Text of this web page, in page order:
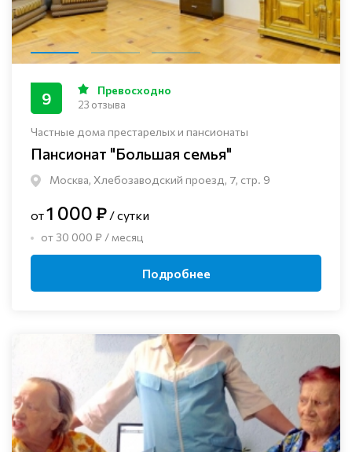
Частные дома престарелых и пансионаты
Пансионат "Большая семья"
Москва, Хлебозаводский проезд, 7, стр. 9
9 Превосходно
23 отзыва
от1 000 ₽ / сутки
от 30 000 ₽ / месяц
Подробнее